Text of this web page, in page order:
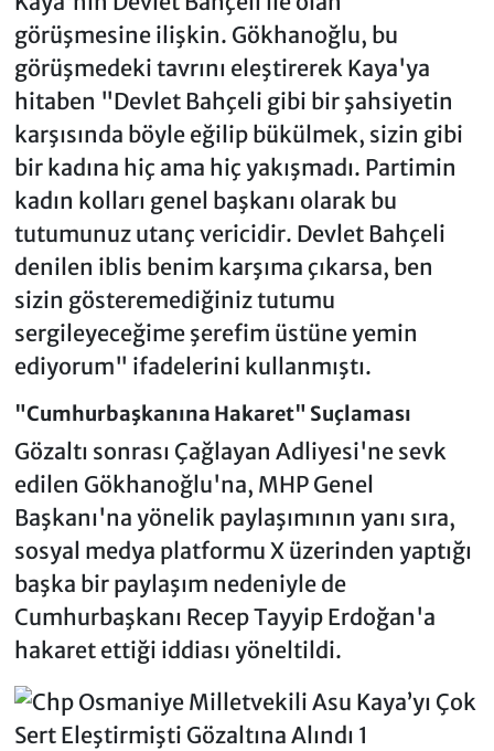
görüşmesine ilişkin. Gökhanoğlu, bu
görüşmedeki tavrını eleştirerek Kaya'ya
hitaben "Devlet Bahçeli gibi bir şahsiyetin
karşısında böyle eğilip bükülmek, sizin gibi
bir kadına hiç ama hiç yakışmadı. Partimin
kadın kolları genel başkanı olarak bu
tutumunuz utanç vericidir. Devlet Bahçeli
denilen iblis benim karşıma çıkarsa, ben
sizin gösteremediğiniz tutumu
sergileyeceğime şerefim üstüne yemin
ediyorum" ifadelerini kullanmıştı.
"Cumhurbaşkanına Hakaret" Suçlaması
Gözaltı sonrası Çağlayan Adliyesi'ne sevk
edilen Gökhanoğlu'na, MHP Genel
Başkanı'na yönelik paylaşımının yanı sıra,
sosyal medya platformu X üzerinden yaptığı
başka bir paylaşım nedeniyle de
Cumhurbaşkanı Recep Tayyip Erdoğan'a
hakaret ettiği iddiası yöneltildi.